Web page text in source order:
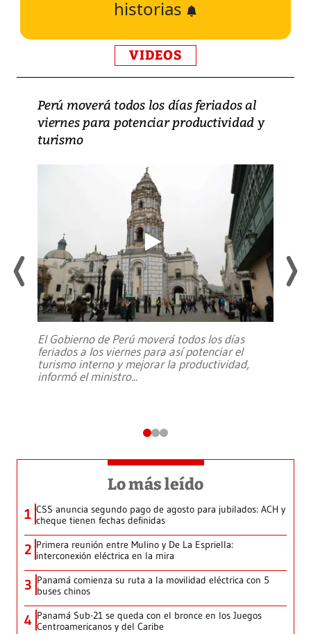
historias
VIDEOS
Perú moverá todos los días feriados al
viernes para potenciar productividad y
turismo
El Gobierno de Perú moverá todos los días
feriados a los viernes para así potenciar el
turismo interno y mejorar la productividad,
informó el ministro...
Lo más leído
1 CSS anuncia segundo pago de agosto para jubilados: ACH y
cheque tienen fechas definidas
2 Primera reunión entre Mulino y De La Espriella:
interconexión eléctrica en la mira
3 Panamá comienza su ruta a la movilidad eléctrica con 5
buses chinos
4 Panamá Sub-21 se queda con el bronce en los Juegos
Centroamericanos y del Caribe